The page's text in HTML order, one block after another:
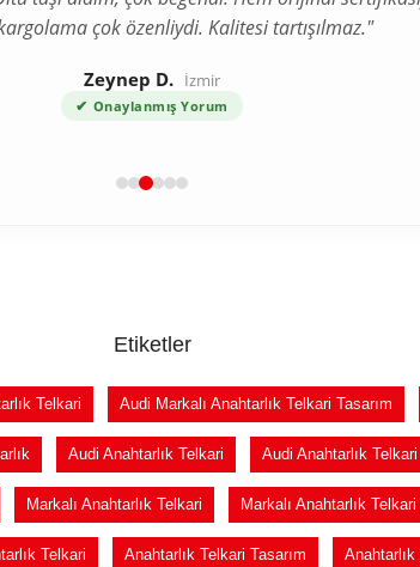
çok özenliydi. Kalitesi tartışılmaz."
Zeynep D. İzmir
✔ Onaylanmış Yorum
Etiketler
Telkari Audi Markalı Anahtarlık Telkari Tasarım
Audi Anahtarlık Telkari Audi Anahtarlık Telkari
Markalı Anahtarlık Telkari Markalı Anahtarlık Telkari
Telkari Anahtarlık Telkari Tasarım Anahtarlık